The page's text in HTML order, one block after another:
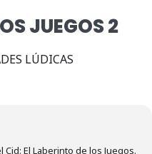
JUEGOS 2
LÚDICAS
El Laberinto de los Juegos.